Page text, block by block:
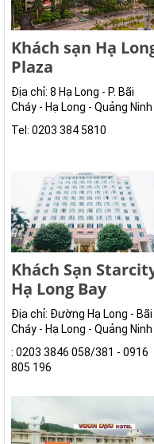
Khách sạn Hạ
Plaza
Địa chỉ: 8 Hạ Long - P. Bãi
Cháy - Hạ Long - Quảng Ninh
Tel: 0203 384 5810
Khách Sạn
Hạ Long Bay
Địa chỉ: Đường Hạ Long - Bãi
Cháy - Hạ Long - Quảng Ninh
: 0203 3846 058/381 - 0916
805 196